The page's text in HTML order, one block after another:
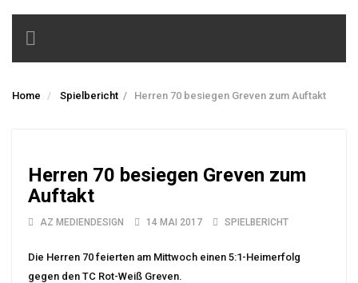
Toggle
navigation
Home Spielbericht / Herren 70 besiegen Greven zum Auftakt
Herren 70 besiegen Greven zum
Auftakt
AZ MEDIENDESIGN 14 MAI 2017 SPIELBERICHT
Die Herren 70 feierten am Mittwoch einen 5:1-Heimerfolg
gegen den TC Rot-Weiß Greven.